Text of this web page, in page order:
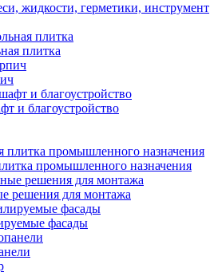
жидкости, герметики, инструмент
плитка
и благоустройство
промышленного назначения
решения для монтажа
фасады